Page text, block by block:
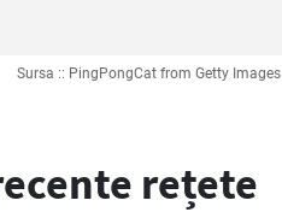
Sursa :: PingPongCat from Getty Images
rețete